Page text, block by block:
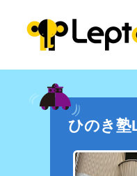
ひのき塾